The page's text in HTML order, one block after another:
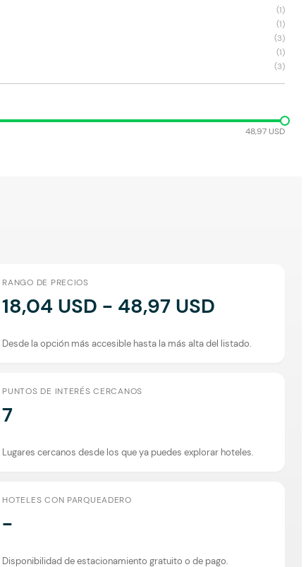
(1)
(1)
(3)
(1)
(3)
48,97 USD
RANGO DE PRECIOS
18,04 USD - 48,97 USD
Desde la opción más accesible hasta la más alta del listado.
PUNTOS DE INTERÉS CERCANOS
7
Lugares cercanos desde los que ya puedes explorar hoteles.
HOTELES CON PARQUEADERO
-
Disponibilidad de estacionamiento gratuito o de pago.